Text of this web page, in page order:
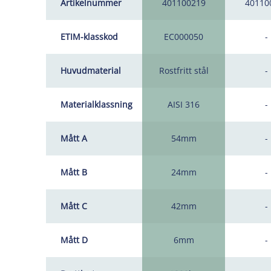
Artikelnummer
ETIM-klasskod
Huvudmaterial
Materialklassning
Mått A
Mått B
Mått C
Mått D
401100219
EC000050
Rostfritt stål
AISI 316
54mm
24mm
42mm
6mm
-
-
-
-
-
-
-